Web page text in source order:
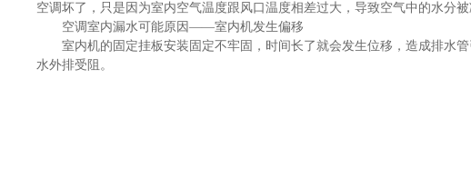
空调坏了，只是因为室内空气温度跟风口温度相差过大，导致空气中的水分
空调室内漏水可能原因——室内机发生偏移
室内机的固定挂板安装固定不牢固，时间长了就会发生位移，造成排水管
水外排受阻。